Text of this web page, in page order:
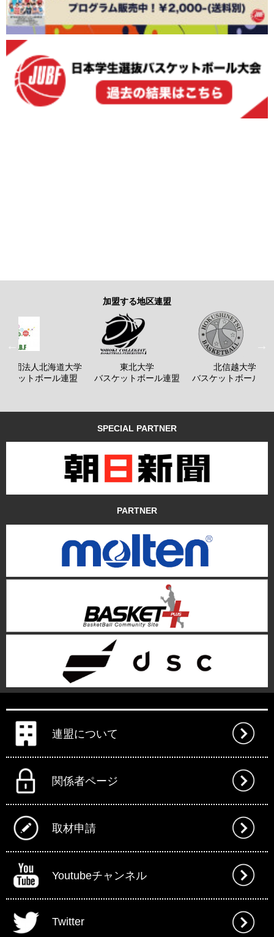
加盟する地区連盟
社団法人北海道大学
ケットボール連盟
東北大学
バスケットボール連盟
北信越大学
バスケットボール連
SPECIAL PARTNER
PARTNER
連盟について
関係者ページ
取材申請
Youtubeチャンネル
Twitter